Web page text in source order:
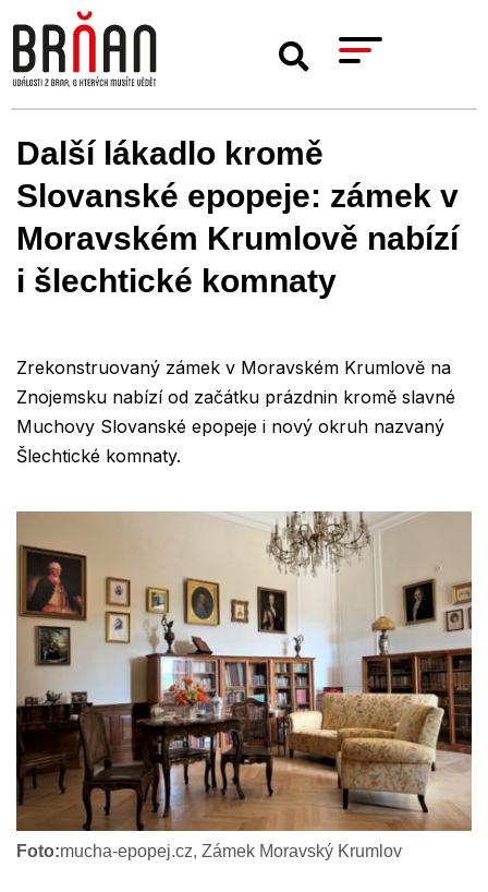
Další lákadlo kromě
Slovanské epopeje: zámek v
Moravském Krumlově nabízí
i šlechtické komnaty
Zrekonstruovaný zámek v Moravském Krumlově na
Znojemsku nabízí od začátku prázdnin kromě slavné
Muchovy Slovanské epopeje i nový okruh nazvaný
Šlechtické komnaty.
Foto:mucha-epopej.cz, Zámek Moravský Krumlov